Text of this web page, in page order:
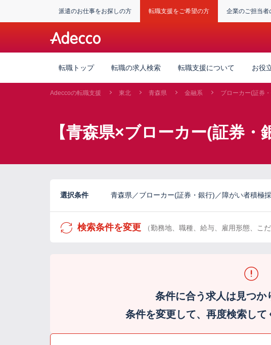
派遣のお仕事をお探しの方 転職支援をご希望の方 企業のご担当者
転職トップ 転職の求人検索 転職支援について お役
Adeccoの転職支援 東北 青森県 金融系 ブローカー(証券
【青森県×ブローカー(証券
選択条件 青森県／ブローカー(証券・銀行)／障がい者積極
検索条件を変更 （勤務地、職種、給与、雇用形態、こ
条件に合う求人は見つか
条件を変更して、再度検索して